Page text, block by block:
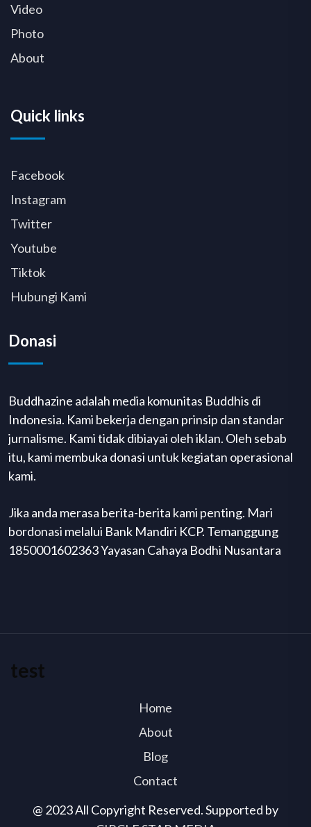
Video
Photo
About
Quick links
Facebook
Instagram
Twitter
Youtube
Tiktok
Hubungi Kami
Donasi
Buddhazine adalah media komunitas Buddhis di
Indonesia. Kami bekerja dengan prinsip dan standar
jurnalisme. Kami tidak dibiayai oleh iklan. Oleh sebab
itu, kami membuka donasi untuk kegiatan operasional
kami.
Jika anda merasa berita-berita kami penting. Mari
bordonasi melalui Bank Mandiri KCP. Temanggung
1850001602363 Yayasan Cahaya Bodhi Nusantara
@ 2023 All Copyright Reserved. Supported by
test
Home
About
Blog
Contact